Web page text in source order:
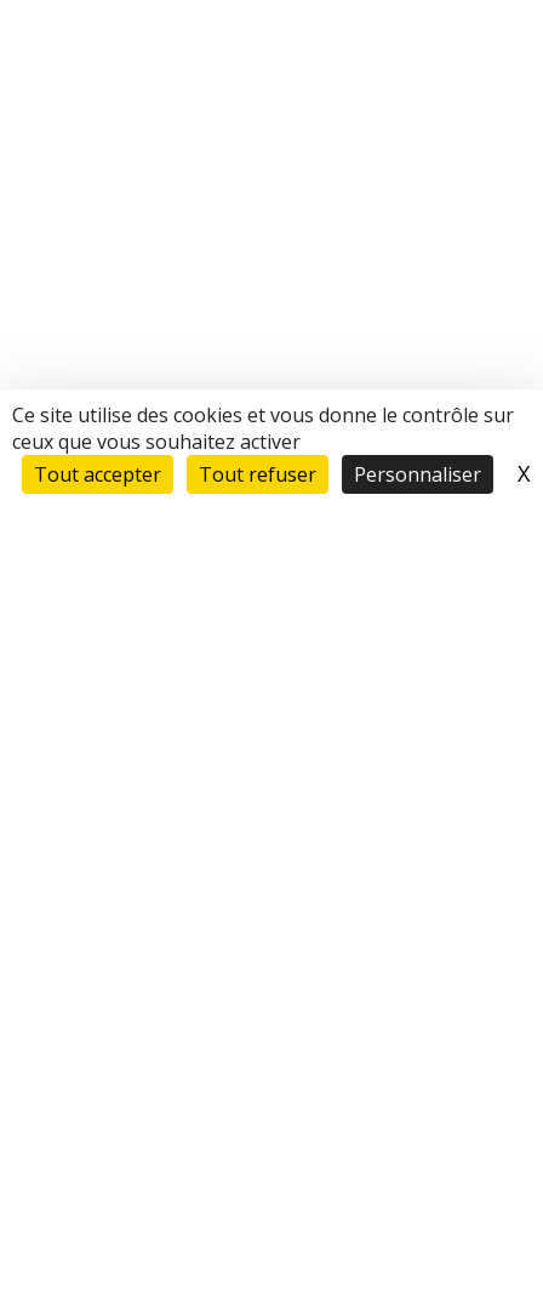
Ce site utilise des cookies et vous donne le contrôle sur
ceux que vous souhaitez activer
Tout accepter
Tout refuser Personnaliser X